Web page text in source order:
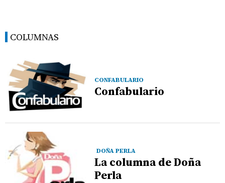
COLUMNAS
CONFABULARIO
Confabulario
DOÑA PERLA
La columna de Doña
Perla